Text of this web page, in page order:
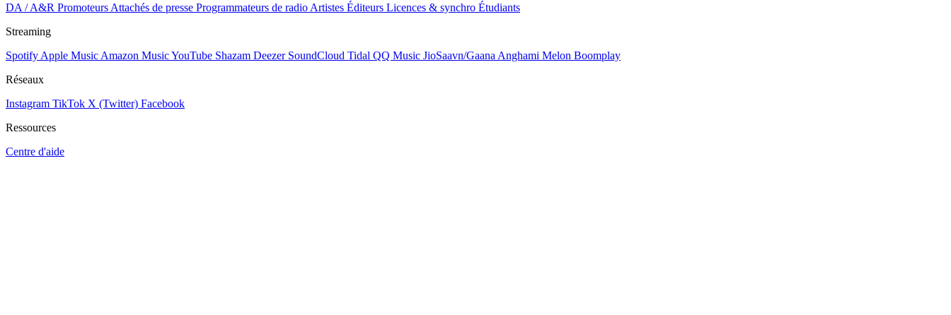
DA / A&R Promoteurs Attachés de presse Programmateurs de radio Artistes Éditeurs Licences & synchro Étudiants
Streaming
Spotify Apple Music Amazon MusicYouTube Shazam Deezer SoundCloud Tidal QQ Music JioSaavn/Gaana Anghami Melon Boomplay
Réseaux
Instagram TikTok X (Twitter) Facebook
Ressources
Centre d'aide